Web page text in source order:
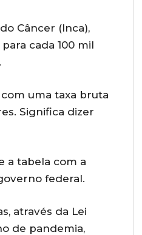
Câncer (Inca),
cada 100 mil
uma taxa bruta
Significa dizer
a tabela com a
federal.
através da Lei
de pandemia,